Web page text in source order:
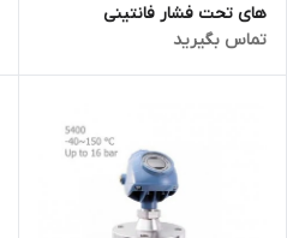
های تحت فشار فانتینی
تماس بگیرید